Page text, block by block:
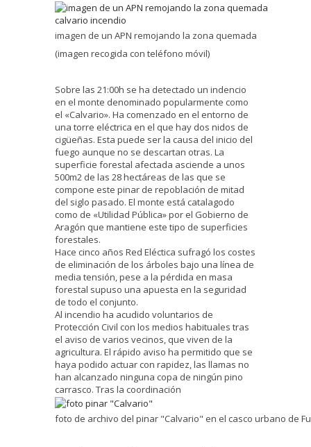
imagen de un APN remojando la zona quemada
(imagen recogida con teléfono móvil)
Sobre las 21:00h se ha detectado un indencio
en el monte denominado popularmente como
el «Calvario». Ha comenzado en el entorno de
una torre eléctrica en el que hay dos nidos de
cigüeñas. Esta puede ser la causa del inicio del
fuego aunque no se descartan otras. La
superficie forestal afectada asciende a unos
500m2 de las 28 hectáreas de las que se
compone este pinar de repoblación de mitad
del siglo pasado. El monte está catalagodo
como de «Utilidad Pública» por el Gobierno de
Aragón que mantiene este tipo de superficies
forestales.
Hace cinco años Red Eléctica sufragó los costes
de eliminación de los árboles bajo una línea de
media tensión, pese a la pérdida en masa
forestal supuso una apuesta en la seguridad
de todo el conjunto.
Al incendio ha acudido voluntarios de
Protección Civil con los medios habituales tras
el aviso de varios vecinos, que viven de la
agricultura. El rápido aviso ha permitido que se
haya podido actuar con rapidez, las llamas no
han alcanzado ninguna copa de ningún pino
carrasco. Tras la coordinación
foto de archivo del pinar "Calvario" en el casco urbano de